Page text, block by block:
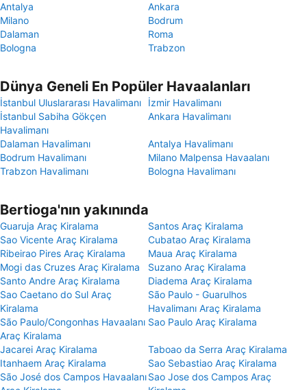
Antalya
Ankara
Milano
Bodrum
Dalaman
Roma
Bologna
Trabzon
Dünya Geneli En Popüler Havaalanları
İstanbul Uluslararası Havalimanı
İzmir Havalimanı
İstanbul Sabiha Gökçen
Havalimanı
Ankara Havalimanı
Dalaman Havalimanı
Antalya Havalimanı
Bodrum Havalimanı
Milano Malpensa Havaalanı
Trabzon Havalimanı
Bologna Havalimanı
Bertioga'nın yakınında
Guaruja Araç Kiralama
Santos Araç Kiralama
Sao Vicente Araç Kiralama
Cubatao Araç Kiralama
Ribeirao Pires Araç Kiralama
Maua Araç Kiralama
Mogi das Cruzes Araç Kiralama
Suzano Araç Kiralama
Santo Andre Araç Kiralama
Diadema Araç Kiralama
Sao Caetano do Sul Araç
Kiralama
São Paulo - Guarulhos
Havalimanı Araç Kiralama
São Paulo/Congonhas Havaalanı
Araç Kiralama
Sao Paulo Araç Kiralama
Jacarei Araç Kiralama
Taboao da Serra Araç Kiralama
Itanhaem Araç Kiralama
Sao Sebastiao Araç Kiralama
São José dos Campos HavaalanıSao Jose dos Campos Araç